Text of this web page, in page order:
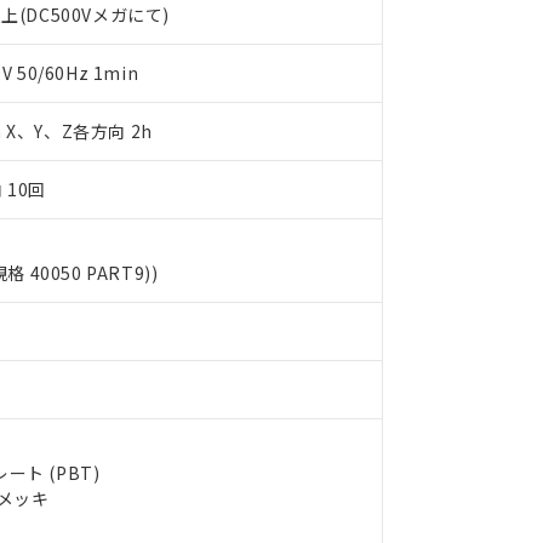
(DC500Vメガにて)
50/60Hz 1min
、Y、Z各方向 2h
10回
格 40050 PART9))
ート (PBT)
ッキ
ます。
質）の非含有証明書
書（当社基準）
点で非含有を証明するもので、過去に遡って非含有を証明するも
タル酸エステル類４物質の対応では、対応完了までの期間は出
欄に対応日を記載しておりました。
への在庫切替を完了していることから、特段のことがない限り、